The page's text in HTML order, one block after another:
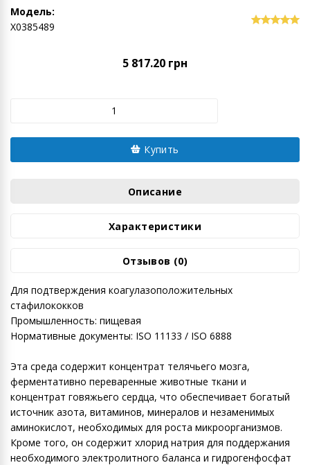
Модель:
Х0385489
5 817.20 грн
Купить
Описание
Характеристики
Отзывов (0)
Для подтверждения коагулазоположительных
стафилококков
Промышленность: пищевая
Нормативные документы: ISO 11133 / ISO 6888
Эта среда содержит концентрат телячьего мозга,
ферментативно переваренные животные ткани и
концентрат говяжьего сердца, что обеспечивает богатый
источник азота, витаминов, минералов и незаменимых
аминокислот, необходимых для роста микроорганизмов.
Кроме того, он содержит хлорид натрия для поддержания
необходимого электролитного баланса и гидрогенфосфат